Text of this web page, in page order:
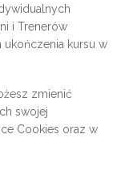
i Trenerów
kursu w
zmienić
swojej
Cookies oraz w